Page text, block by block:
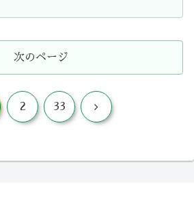
次のページ
2 33 次